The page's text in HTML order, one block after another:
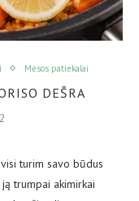
Mėsos patiekalai
DEŠRA
turim savo būdus
trumpai akimirkai